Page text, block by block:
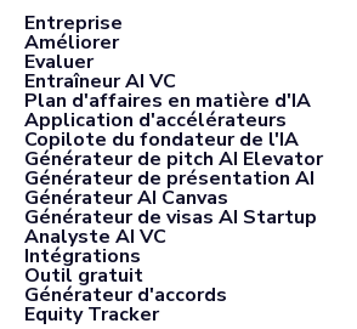
Entreprise
Améliorer
Evaluer
Entraîneur AI VC
Plan d'affaires en matière d'IA
Application d'accélérateurs
Copilote du fondateur de l'IA
Générateur de pitch AI Elevator
Générateur de présentation AI
Générateur AI Canvas
Générateur de visas AI Startup
Analyste AI VC
Intégrations
Outil gratuit
Générateur d'accords
Equity Tracker